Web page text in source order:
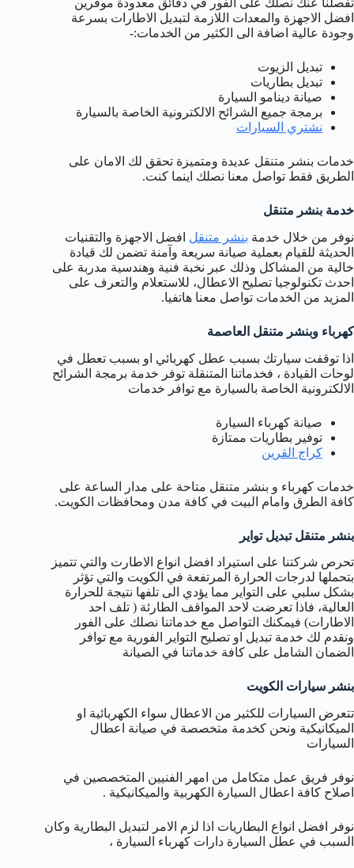
تفصلنا عنك نصلك على الفور في دقائق معدودة موفرين
افضل الاجهزة والمعدات اللازمة لتبديل الاطارات بسرعة
وجودة عالية اضافة الى الكثير من الخدمات:-
تبديل الزيوت
تبديل بطاريات
صيانة دينامو السيارة
برمجة جميع الشرائح الالكترونية الخاصة بالسيارة
نشتري السيارات
خدمات بنشر متنقل عديدة ومتميزة تحقق لك الامان على
الطريق فقط تواصل معنا نصلك اينما كنت.
خدمة بنشر متنقل
نوفر من خلال خدمة بنشر متنقل افضل الاجهزة والتقنيات
الحديثة للقيام بعملية صيانة سريعة وآمنة تضمن لك قيادة
خالية من المشاكل وذلك عبر نخبة فنية وهندسية مدربة على
احدث تكنولوجيا تصليح الاعطال، للاستعلام والتعرف على
المزيد من الخدمات تواصل معنا هاتفيا.
كهرباء وبنشر متنقل العاصمة
اذا توقفت سيارتك بسبب عطل كهربائي او بسبب تعطل في
لوحات القيادة ، فخدماتنا المتنقلة توفر خدمة برمجة الشرائح
الالكترونية الخاصة بالسيارة مع توافر خدمات
صيانة كهرباء السيارة
توفير بطاريات ممتازة
كراج القرين
خدمات كهرباء و بنشر متنقل متاحة على مدار الساعة على
كافة الطرق وامام البيت في كافة مدن ومحافظات الكويت.
بنشر متنقل تبديل تواير
تحرص شركتنا على استيراد افضل انواع الاطارت والتي تتميز
بتحملها لدرجات الحرارة المرتفعة في الكويت والتي تؤثر
بشكل سلبي على التواير مما يؤدي الى تلفها نتيجة للحرارة
العالية، فاذا تعرضت لاحد المواقف الطارئة ( تلف احد
الاطارات) فيمكنك التواصل مع خدماتنا نصلك على الفور
ونقدم لك خدمة تبديل او تصليح التواير الفورية مع توافر
الضمان الشامل على كافة خدماتنا في الصيانة
بنشر سيارات الكويت
تتعرض السيارات للكثير من الاعطال سواء الكهربائية او
الميكانيكية ونحن كخدمة متخصصة في صيانة اعطال
السيارات
نوفر فريق عمل متكامل من امهر الفنيين المتخصصين في
اصلاح كافة اعطال السيارة الكهربية والميكانيكية .
نوفر افضل انواع البطاريات اذا لزم الامر لتبديل البطارية وكان
السبب في عطل السيارة دارات كهرباء السيارة ،